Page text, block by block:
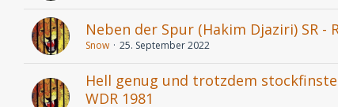
Neben der Spur (Hakim Djaziri) SR -
Snow 25. September 2022
Hell genug und trotzdem
WDR 1981